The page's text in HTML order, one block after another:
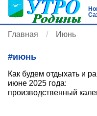
Главная Июнь
#июнь
Как будем отдыхать и
июне 2025 года:
производственный